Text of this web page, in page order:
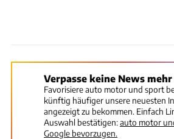
Verpasse keine News mehr
Favorisiere auto motor und sport
künftig häufiger unsere neuesten
angezeigt zu bekommen. Einfach
Auswahl bestätigen:auto motor
Google bevorzugen.